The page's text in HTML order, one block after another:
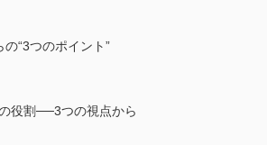
“3つのポイント”
役割──3つの視点から